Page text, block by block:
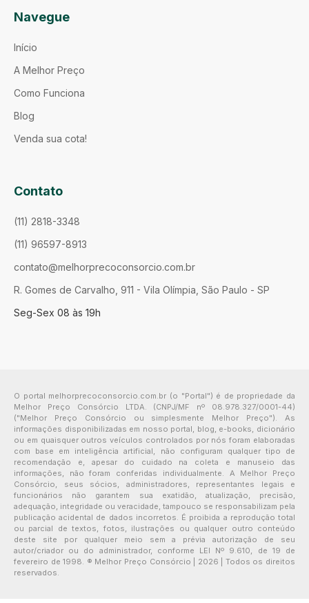
Navegue
Início
A Melhor Preço
Como Funciona
Blog
Venda sua cota!
Contato
(11) 2818-3348
(11) 96597-8913
contato@melhorprecoconsorcio.com.br
R. Gomes de Carvalho, 911 - Vila Olímpia, São Paulo - SP
Seg-Sex 08 às 19h
O portal melhorprecoconsorcio.com.br (o "Portal") é de propriedade da
Melhor Preço Consórcio LTDA. (CNPJ/MF nº 08.978.327/0001-44)
("Melhor Preço Consórcio ou simplesmente Melhor Preço"). As
informações disponibilizadas em nosso portal, blog, e-books, dicionário
ou em quaisquer outros veículos controlados por nós foram elaboradas
com base em inteligência artificial, não configuram qualquer tipo de
recomendação e, apesar do cuidado na coleta e manuseio das
informações, não foram conferidas individualmente. A Melhor Preço
Consórcio, seus sócios, administradores, representantes legais e
funcionários não garantem sua exatidão, atualização, precisão,
adequação, integridade ou veracidade, tampouco se responsabilizam pela
publicação acidental de dados incorretos. É proibida a reprodução total
ou parcial de textos, fotos, ilustrações ou qualquer outro conteúdo
deste site por qualquer meio sem a prévia autorização de seu
autor/criador ou do administrador, conforme LEI Nº 9.610, de 19 de
fevereiro de 1998. ® Melhor Preço Consórcio | 2026 | Todos os direitos
reservados.